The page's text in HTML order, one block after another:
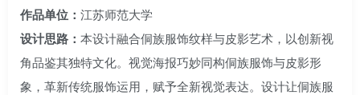
作品单位： 江苏师范大学
设计思路： 本设计融合侗族服饰纹样与皮影艺术，以创新视
角品鉴其独特文化。视觉海报巧妙同构侗族服饰与皮影形
象，革新传统服饰运用，赋予全新视觉表达。设计让侗族服